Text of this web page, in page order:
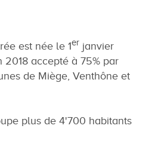
est née le 1er janvier
2018 accepté à 75% par
de Miège, Venthône et
plus de 4'700 habitants